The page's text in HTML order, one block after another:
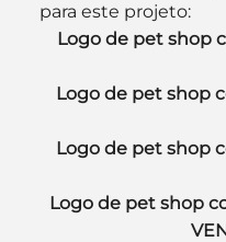
para este projeto:
Logo de pet shop
Logo de pet shop
Logo de pet shop
Logo de pet shop